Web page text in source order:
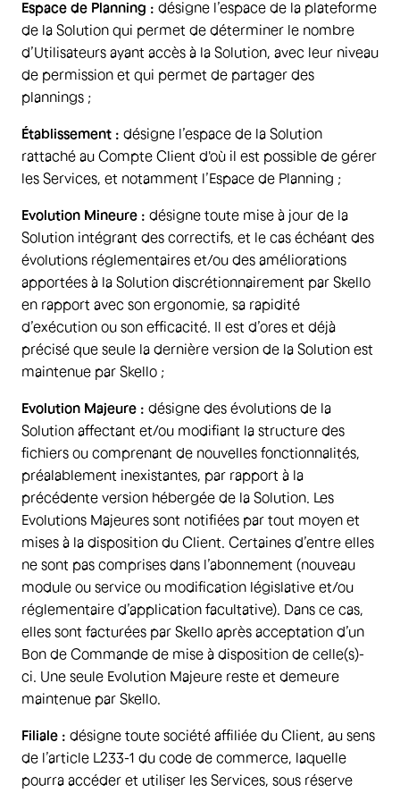
Espace de Planning : désigne l’espace de la plateforme
de la Solution qui permet de déterminer le nombre
d’Utilisateurs ayant accès à la Solution, avec leur niveau
de permission et qui permet de partager des
plannings ;
Établissement : désigne l’espace de la Solution
rattaché au Compte Client d'où il est possible de gérer
les Services, et notamment l’Espace de Planning ;
Evolution Mineure : désigne toute mise à jour de la
Solution intégrant des correctifs, et le cas échéant des
évolutions réglementaires et/ou des améliorations
apportées à la Solution discrétionnairement par Skello
en rapport avec son ergonomie, sa rapidité
d’exécution ou son efficacité. Il est d’ores et déjà
précisé que seule la dernière version de la Solution est
maintenue par Skello ;
Evolution Majeure : désigne des évolutions de la
Solution affectant et/ou modifiant la structure des
fichiers ou comprenant de nouvelles fonctionnalités,
préalablement inexistantes, par rapport à la
précédente version hébergée de la Solution. Les
Evolutions Majeures sont notifiées par tout moyen et
mises à la disposition du Client. Certaines d’entre elles
ne sont pas comprises dans l’abonnement (nouveau
module ou service ou modification législative et/ou
réglementaire d’application facultative). Dans ce cas,
elles sont facturées par Skello après acceptation d’un
Bon de Commande de mise à disposition de celle(s)-
ci. Une seule Evolution Majeure reste et demeure
maintenue par Skello.
Filiale : désigne toute société affiliée du Client, au sens
de l’article L233-1 du code de commerce, laquelle
pourra accéder et utiliser les Services, sous réserve